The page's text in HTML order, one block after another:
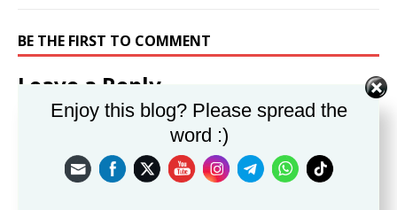
BE THE FIRST TO COMMENT
Leave a Reply
Alamat email Anda tidak akan dipublikasikan.
Komentar
Enjoy this blog? Please spread the
word :)